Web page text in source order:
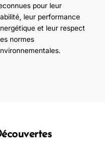
pour leur
leur performance
et leur respect
normes